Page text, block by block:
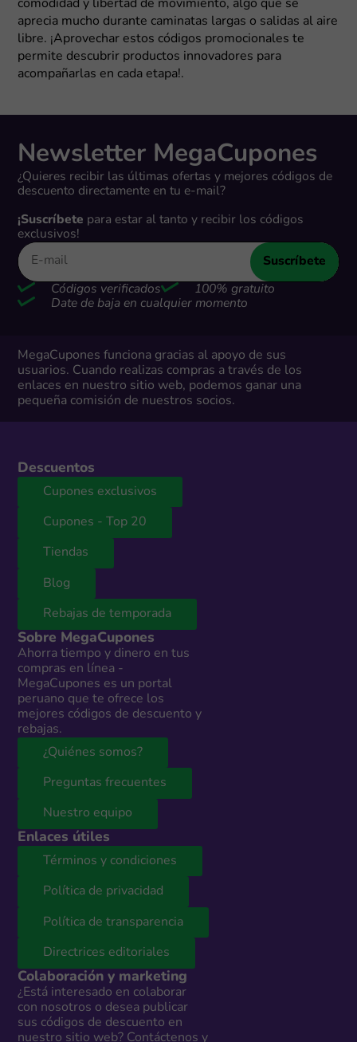
comodidad y libertad de movimiento, algo que se
aprecia mucho durante caminatas largas o salidas al aire
libre. ¡Aprovechar estos códigos promocionales te
permite descubrir productos innovadores para
acompañarlas en cada etapa!.
Newsletter MegaCupones
¿Quieres recibir las últimas ofertas y mejores códigos de
descuento directamente en tu e-mail?
¡Suscríbete para estar al tanto y recibir los códigos
exclusivos!
Suscríbete
Códigos verificados
100% gratuito
Date de baja en cualquier momento
MegaCupones funciona gracias al apoyo de sus
usuarios. Cuando realizas compras a través de los
enlaces en nuestro sitio web, podemos ganar una
pequeña comisión de nuestros socios.
Descuentos
Cupones exclusivos
Cupones - Top 20
Tiendas
Blog
Rebajas de temporada
Sobre MegaCupones
Ahorra tiempo y dinero en tus
compras en línea -
MegaCupones es un portal
peruano que te ofrece los
mejores códigos de descuento y
rebajas.
¿Quiénes somos?
Preguntas frecuentes
Nuestro equipo
Enlaces útiles
Términos y condiciones
Política de privacidad
Política de transparencia
Directrices editoriales
Colaboración y marketing
¿Está interesado en colaborar
con nosotros o desea publicar
sus códigos de descuento en
nuestro sitio web? Contáctenos y